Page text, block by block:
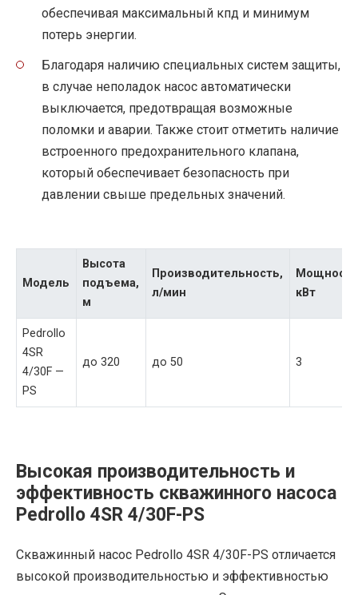
обеспечивая максимальный кпд и минимум
потерь энергии.
Благодаря наличию специальных систем защиты,
в случае неполадок насос автоматически
выключается, предотвращая возможные
поломки и аварии. Также стоит отметить наличие
встроенного предохранительного клапана,
который обеспечивает безопасность при
давлении свыше предельных значений.
Модель
Высота
подъема,
м
Производительность,
л/мин
кВт
Pedrollo
4SR
4/30F —
PS
до 320 до 50 3
Высокая производительность и
эффективность скважинного насоса
Pedrollo 4SR 4/30F-PS
Скважинный насос Pedrollo 4SR 4/30F-PS отличается
высокой производительностью и эффективностью